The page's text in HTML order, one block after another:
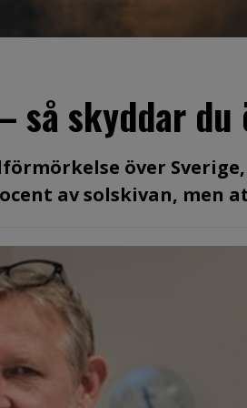
så skyddar du
över
av solskivan, men